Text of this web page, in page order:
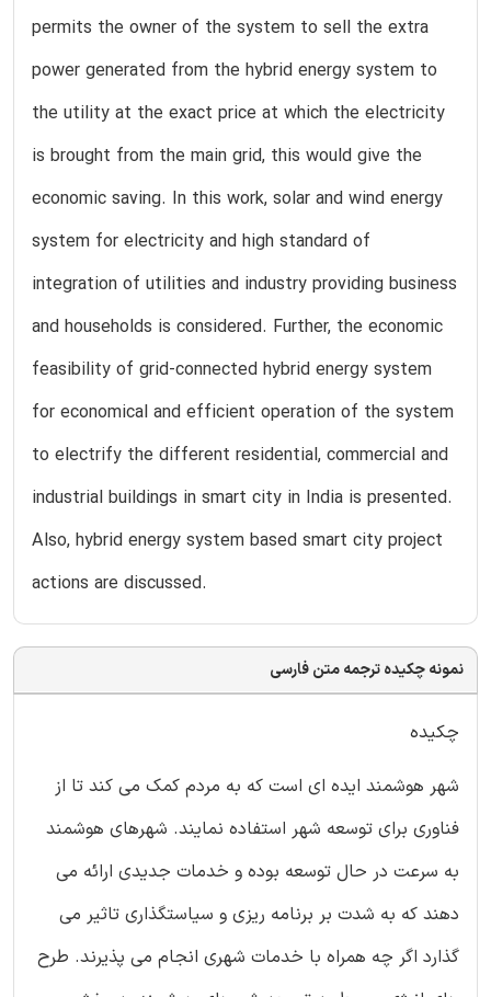
permits the owner of the system to sell the extra
power generated from the hybrid energy system to
the utility at the exact price at which the electricity
is brought from the main grid, this would give the
economic saving. In this work, solar and wind energy
system for electricity and high standard of
integration of utilities and industry providing business
and households is considered. Further, the economic
feasibility of grid-connected hybrid energy system
for economical and efficient operation of the system
to electrify the different residential, commercial and
industrial buildings in smart city in India is presented.
Also, hybrid energy system based smart city project
actions are discussed.
نمونه چکیده ترجمه متن فارسی
چکیده
شهر هوشمند ایده ای است که به مردم کمک می کند تا از
فناوری برای توسعه شهر استفاده نمایند. شهرهای هوشمند
به سرعت در حال توسعه بوده و خدمات جدیدی ارائه می
دهند که به شدت بر برنامه ریزی و سیاستگذاری تاثیر می
گذارد اگر چه همراه با خدمات شهری انجام می پذیرند. طرح